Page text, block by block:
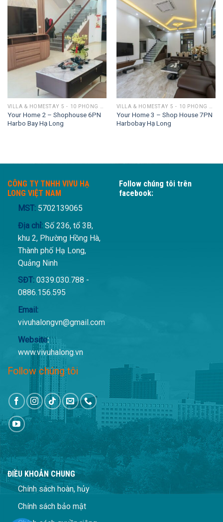
Your Home 2 – Shophouse 6PN
Harbo Bay Hạ Long
Your Home 3 – Shop House 7PN
Harbobay Hạ Long
CÔNG TY TNHH VIVU HẠ
LONG VIỆT NAM
MST: 5702139065
Địa chỉ:Số 236, tổ 3B,
khu 2, Phường Hồng Hà,
Thành phố Hạ Long,
Quảng Ninh
SĐT:0339.030.788 -
0886.156.595
Email:
vivuhalongvn@gmail.com
Website:
www.vivuhalong.vn
Follow chúng tôi
Follow chúng tôi trên
facebook:
ĐIỀU KHOẢN CHUNG
Chính sách hoàn, hủy
Chính sách bảo mật